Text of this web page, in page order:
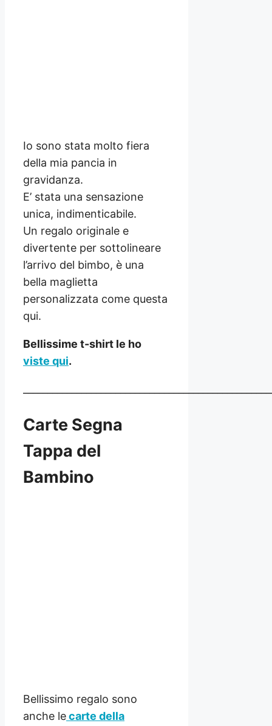
Io sono stata molto fiera
della mia pancia in
gravidanza.
E’ stata una sensazione
unica, indimenticabile.
Un regalo originale e
divertente per sottolineare
l’arrivo del bimbo, è una
bella maglietta
personalizzata come questa
qui.
Bellissime t-shirt le ho
viste qui.
Carte Segna
Tappa del
Bambino
Bellissimo regalo sono
anche lecarte della